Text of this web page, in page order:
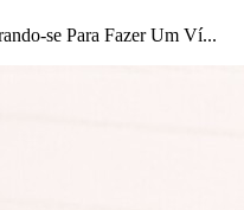
se Para Fazer Um Ví...